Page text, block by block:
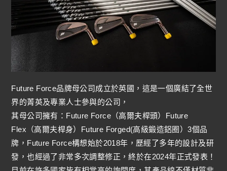
Future Force品牌母公司成立於英國，這是一個廣結了全世
界的菁英及專業人士參與的公司，
其母公司擁有：Future Force（高爾夫桿頭）Future
Flex（高爾夫桿身）Future Forged(高級鍛造鋁圈）3個品
牌，Future Force構想始於2018年，歷經了多年的設計及研
發，也經過了非常多次調整修正，終於在2024年正式發表！